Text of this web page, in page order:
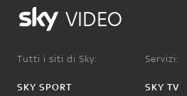
VIDEO
Tutti i siti di Sky:
SKY SPORT
Servizi:
SKY TV